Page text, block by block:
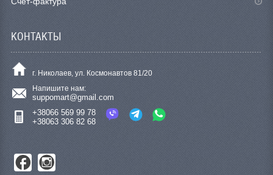
КОНТАКТЫ
г. Николаев, ул. Космонавтов 81/20
Напишите нам:
suppomart@gmail.com
+38066 569 99 78
+38063 306 82 68